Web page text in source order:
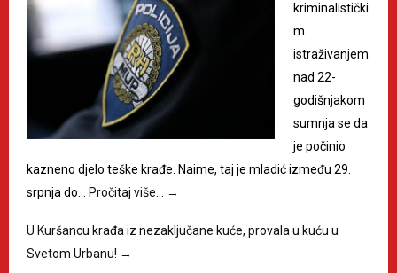
kriminalistički
m
istraživanjem
nad 22-
godišnjakom
sumnja se da
je počinio
kazneno djelo teške krađe. Naime, taj je mladić između 29.
srpnja do… Pročitaj više… →
U Kuršancu krađa iz nezaključane kuće, provala u kuću u
Svetom Urbanu! →